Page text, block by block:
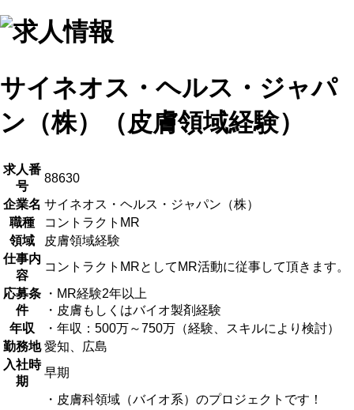
サイネオス・ヘルス・ジャパ
ン（株）（皮膚領域経験）
求人番
号
88630
企業名 サイネオス・ヘルス・ジャパン（株）
職種
コントラクトMR
領域
皮膚領域経験
仕事内
容
コントラクトMRとしてMR活動に従事して頂きます。
応募条
件
・MR経験2年以上
・皮膚もしくはバイオ製剤経験
年収
・年収：500万～750万（経験、スキルにより検討）
勤務地 愛知、広島
入社時
期
早期
・皮膚科領域（バイオ系）のプロジェクトです！